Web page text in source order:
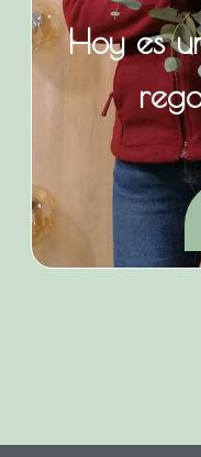
Hoy es